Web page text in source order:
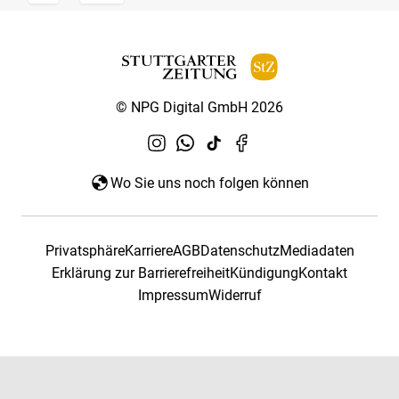
© NPG Digital GmbH 2026
Wo Sie uns noch folgen können
PrivatsphäreKarriereAGBDatenschutzMediadaten
Erklärung zur BarrierefreiheitKündigungKontakt
ImpressumWiderruf